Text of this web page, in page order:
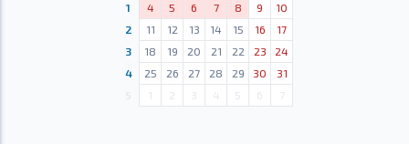
1
4 5 6 7 8 9
10
2
11 12 13 14 15 16
17
3
18 19 20 21 22 23
24
4
25 26 27 28 29 30
31
1 2 3 4 5 6 7